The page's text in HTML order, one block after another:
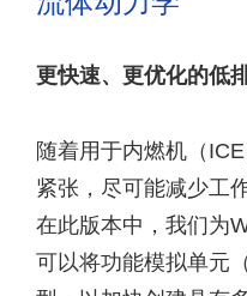
更快速、更优化的低
随着用于内燃机（
紧张，尽可能减少工
在此版本中，我们为
可以将功能模拟单元